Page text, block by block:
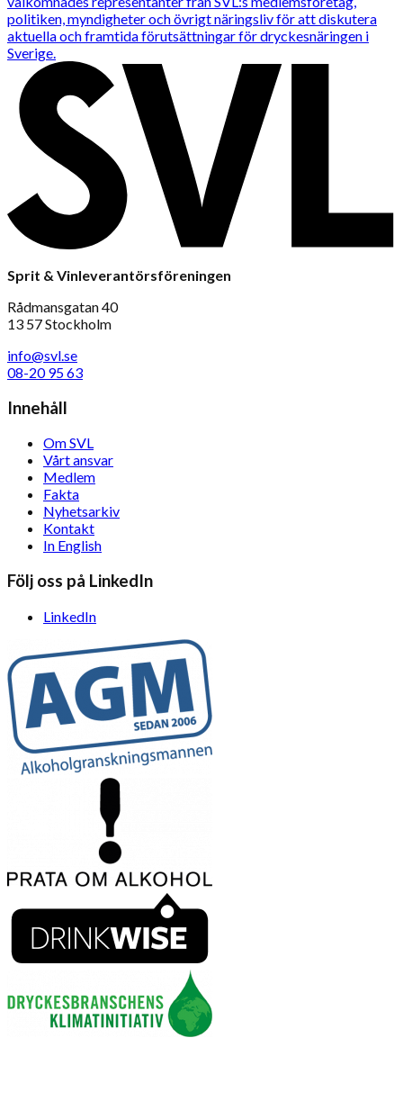
politiken, myndigheter och övrigt näringsliv för att diskutera
aktuella och framtida förutsättningar för dryckesnäringen i
Sverige.
Sprit & Vinleverantörsföreningen
Rådmansgatan 40
13 57 Stockholm
info@svl.se
08-20 95 63
Innehåll
Om SVL
Vårt ansvar
Medlem
Fakta
Nyhetsarkiv
Kontakt
In English
Följ oss på LinkedIn
LinkedIn